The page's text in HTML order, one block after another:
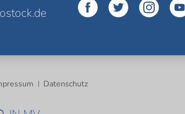
Datenschutz